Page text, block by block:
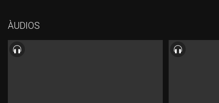
ÀUDIOS